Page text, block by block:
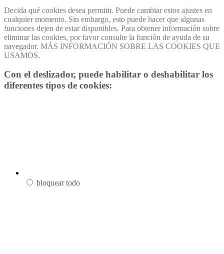
Decida qué cookies desea permitir. Puede cambiar estos ajustes en
cualquier momento. Sin embargo, esto puede hacer que algunas
funciones dejen de estar disponibles. Para obtener información sobre
eliminar las cookies, por favor consulte la función de ayuda de su
navegador. MÁS INFORMACIÓN SOBRE LAS COOKIES QUE
USAMOS.
Con el deslizador, puede habilitar o deshabilitar los
diferentes tipos de cookies:
bloquear todo